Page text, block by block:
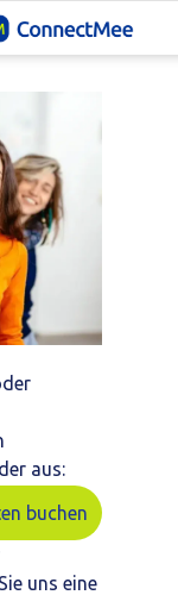
MELDEN.
aus:
buchen
uns eine